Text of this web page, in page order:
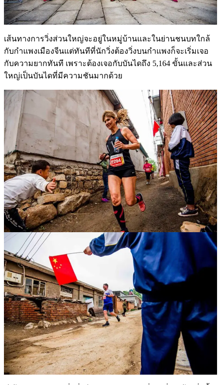
เส้นทางการวิ่งส่วนใหญ่จะอยู่ในหมู่บ้านและในย่านชนบทใกล้
กับกำแพงเมืองจีนแต่ทันทีที่นักวิ่งต้องวิ่งบนกำแพงก็จะเริ่มเจอ
กับความยากทันที เพราะต้องเจอกับบันไดถึง 5,164 ขั้นและส่วน
ใหญ่เป็นบันไดที่มีความชันมากด้วย